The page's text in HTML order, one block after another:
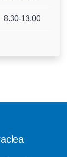
8.30-13.00